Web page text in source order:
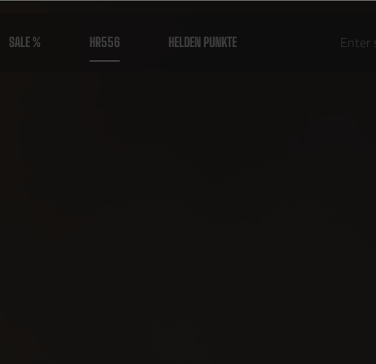
SALE % HR556 HELDEN PUNKTE